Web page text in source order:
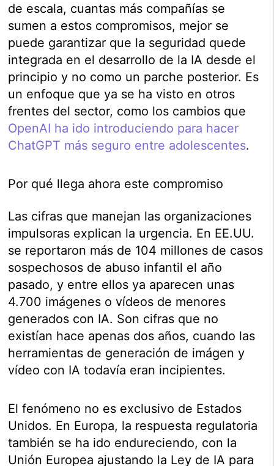
de escala, cuantas más compañías se
sumen a estos compromisos, mejor se
puede garantizar que la seguridad quede
integrada en el desarrollo de la IA desde el
principio y no como un parche posterior. Es
un enfoque que ya se ha visto en otros
frentes del sector, como los cambios que
OpenAI ha ido introduciendo para hacer
ChatGPT más seguro entre adolescentes.
Por qué llega ahora este compromiso
Las cifras que manejan las organizaciones
impulsoras explican la urgencia. En EE.UU.
se reportaron más de 104 millones de casos
sospechosos de abuso infantil el año
pasado, y entre ellos ya aparecen unas
4.700 imágenes o vídeos de menores
generados con IA. Son cifras que no
existían hace apenas dos años, cuando las
herramientas de generación de imágen y
vídeo con IA todavía eran incipientes.
El fenómeno no es exclusivo de Estados
Unidos. En Europa, la respuesta regulatoria
también se ha ido endureciendo, con la
Unión Europea ajustando la Ley de IA para